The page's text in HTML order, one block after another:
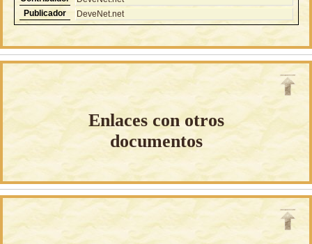
Publicador
DeveNet.net
Enlaces con otros
documentos